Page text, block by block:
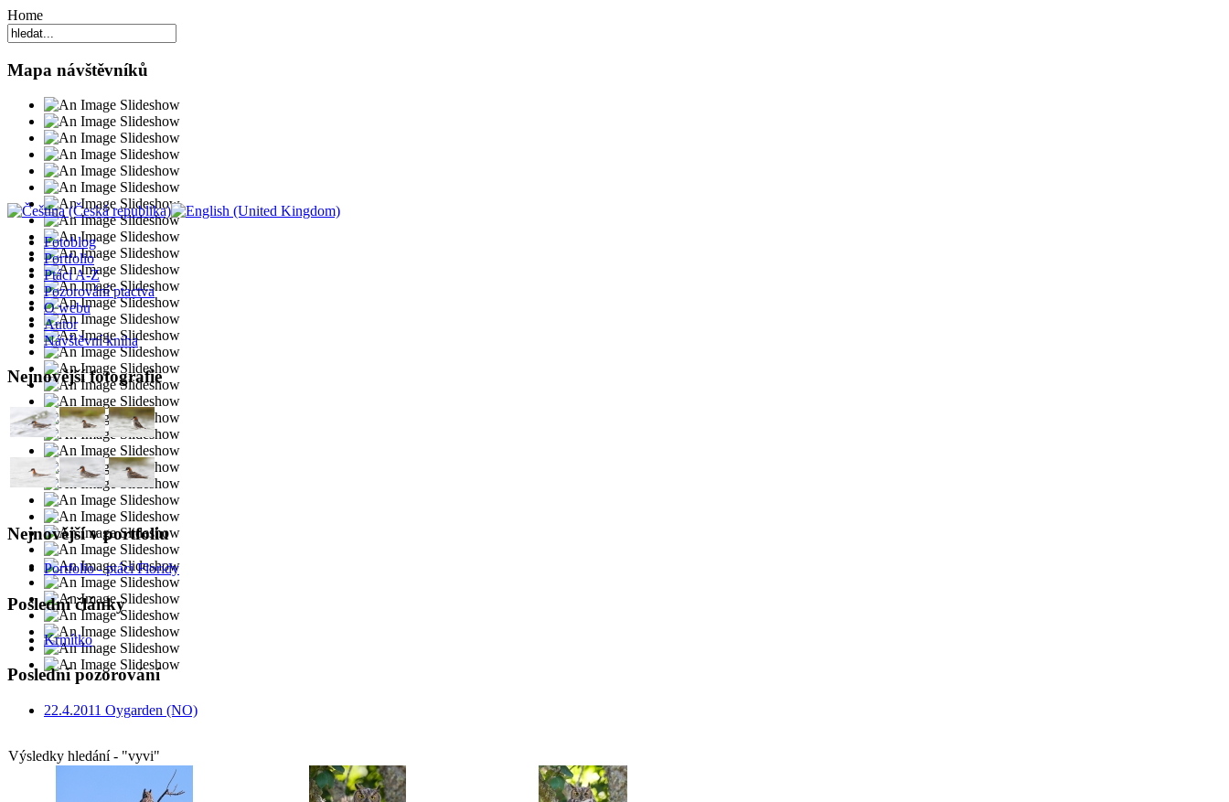
Home
Mapa návštěvníků
Fotoblog
Portfolio
Ptáci A-Z
Pozorování ptactva
O webu
Autor
Návštěvní kniha
Nejnovější fotografie
Nejnovější v portfoliu
Portfolio - ptáci Floridy
Poslední články
Krmítko
Poslední pozorování
22.4.2011 Oygarden (NO)
Výsledky hledání - "vyvi"